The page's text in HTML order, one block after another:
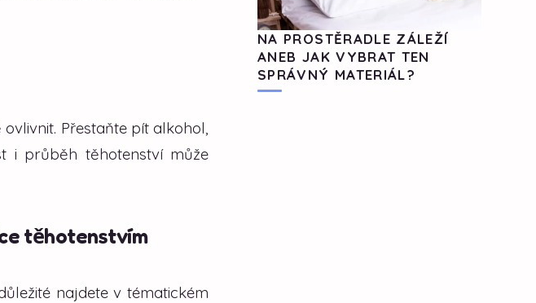
Přestaňte pít alkohol,
i průběh těhotenství může
těhotenstvím
najdete v tématickém
NA PROSTĚRADLE ZÁLEŽÍ
ANEB JAK VYBRAT TEN
SPRÁVNÝ MATERIÁL?